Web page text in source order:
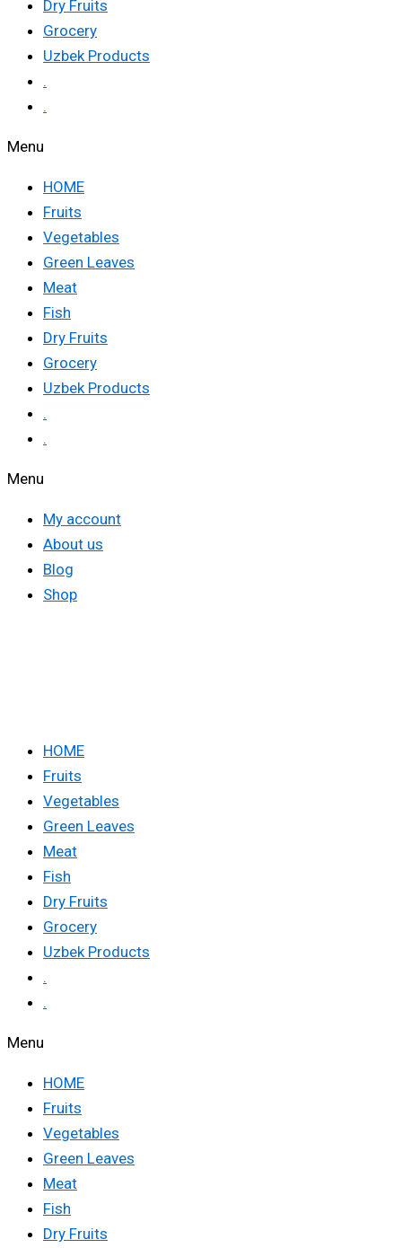
Dry Fruits
Grocery
Uzbek Products
.
.
Menu
HOME
Fruits
Vegetables
Green Leaves
Meat
Fish
Dry Fruits
Grocery
Uzbek Products
.
.
Menu
My account
About us
Blog
Shop
HOME
Fruits
Vegetables
Green Leaves
Meat
Fish
Dry Fruits
Grocery
Uzbek Products
.
.
Menu
HOME
Fruits
Vegetables
Green Leaves
Meat
Fish
Dry Fruits